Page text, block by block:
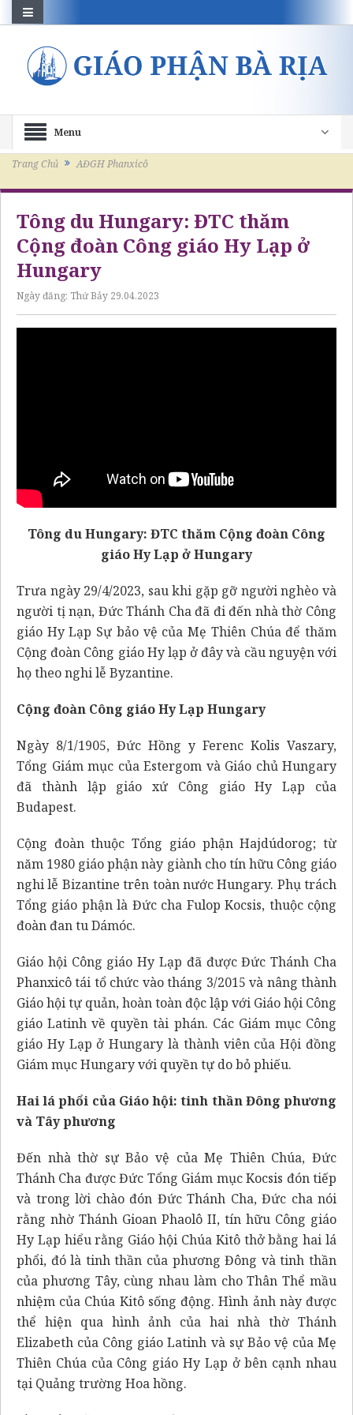
Menu
Trang Chủ AĐGH Phanxicô
Tông du Hungary: ĐTC thăm
Cộng đoàn Công giáo Hy Lạp ở
Hungary
Ngày đăng: Thứ Bảy 29.04.2023
Tông du Hungary: ĐTC thăm Cộng đoàn Công
giáo Hy Lạp ở Hungary
Trưa ngày 29/4/2023, sau khi gặp gỡ người nghèo và
người tị nạn, Đức Thánh Cha đã đi đến nhà thờ Công
giáo Hy Lạp Sự bảo vệ của Mẹ Thiên Chúa để thăm
Cộng đoàn Công giáo Hy lạp ở đây và cầu nguyện với
họ theo nghi lễ Byzantine.
Cộng đoàn Công giáo Hy Lạp Hungary
Ngày 8/1/1905, Đức Hồng y Ferenc Kolis Vaszary,
Tổng Giám mục của Estergom và Giáo chủ Hungary
đã thành lập giáo xứ Công giáo Hy Lạp của
Budapest.
Cộng đoàn thuộc Tổng giáo phận Hajdúdorog; từ
năm 1980 giáo phận này giành cho tín hữu Công giáo
nghi lễ Bizantine trên toàn nước Hungary. Phụ trách
Tổng giáo phận là Đức cha Fulop Kocsis, thuộc cộng
đoàn đan tu Dámóc.
Giáo hội Công giáo Hy Lạp đã được Đức Thánh Cha
Phanxicô tái tổ chức vào tháng 3/2015 và nâng thành
Giáo hội tự quản, hoàn toàn độc lập với Giáo hội Công
giáo Latinh về quyền tài phán. Các Giám mục Công
giáo Hy Lạp ở Hungary là thành viên của Hội đồng
Giám mục Hungary với quyền tự do bỏ phiếu.
Hai lá phổi của Giáo hội: tinh thần Đông phương
và Tây phương
Đến nhà thờ sự Bảo vệ của Mẹ Thiên Chúa, Đức
Thánh Cha được Đức Tổng Giám mục Kocsis đón tiếp
và trong lời chào đón Đức Thánh Cha, Đức cha nói
rằng nhờ Thánh Gioan Phaolô II, tín hữu Công giáo
Hy Lạp hiểu rằng Giáo hội Chúa Kitô thở bằng hai lá
phổi, đó là tinh thần của phương Đông và tinh thần
của phương Tây, cùng nhau làm cho Thân Thể mầu
nhiệm của Chúa Kitô sống động. Hình ảnh này được
thể hiện qua hình ảnh của hai nhà thờ Thánh
Elizabeth của Công giáo Latinh và sự Bảo vệ của Mẹ
Thiên Chúa của Công giáo Hy Lạp ở bên cạnh nhau
tại Quảng trường Hoa hồng.